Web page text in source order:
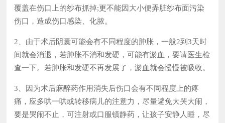
覆盖在伤口上的纱布抓掉;更不能因大小便弄脏纱布面污染
伤口，造成伤口感染、化脓。
2、由于术后阴囊可能会有不同程度的肿胀，一般2到3天时
间就会消退，若肿胀不消和发硬，可能有淤血，要请医生检
查一下。若肿胀和发硬不再发展了，淤血就会慢慢被吸收。
3、因为术后麻醉药作用消失后伤口会有不同程度上的疼
痛，应多哄一哄或转移病儿的注意力，尽量避免大哭大闹，
要是哭闹不止，可注射或口服镇静药，让孩子安静人睡，尽